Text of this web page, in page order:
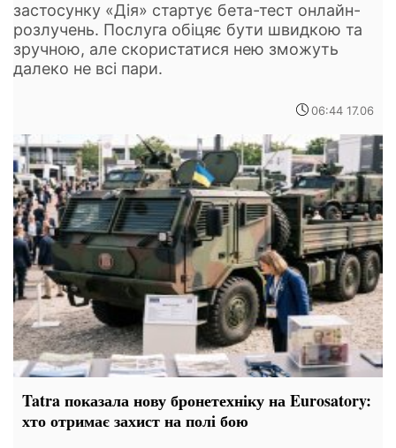
застосунку «Дія» стартує бета-тест онлайн-
розлучень. Послуга обіцяє бути швидкою та
зручною, але скористатися нею зможуть
далеко не всі пари.
06:44 17.06
Tatra показала нову бронетехніку на Eurosatory:
хто отримає захист на полі бою